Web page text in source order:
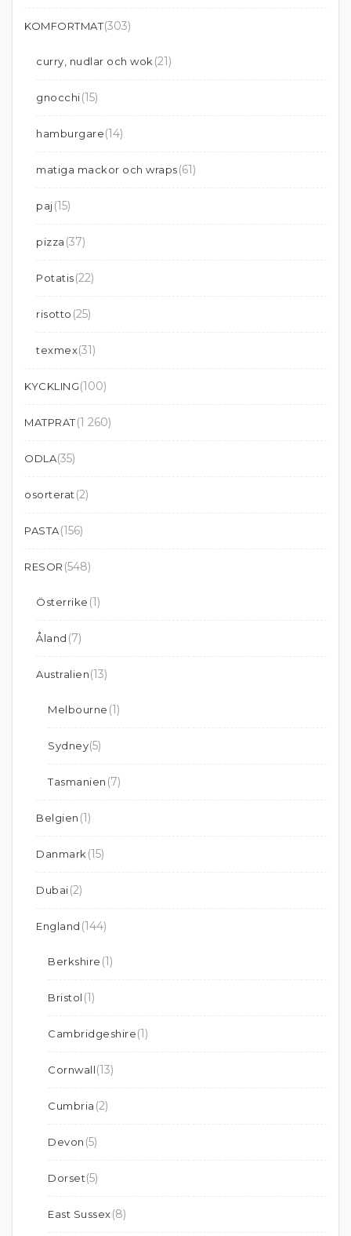
KOMFORTMAT(303)
curry, nudlar och wok (21)
gnocchi(15)
hamburgare(14)
matiga mackor och wraps(61)
paj(15)
pizza (37)
Potatis(22)
risotto (25)
texmex(31)
KYCKLING(100)
MATPRAT(1 260)
ODLA(35)
osorterat (2)
PASTA(156)
RESOR (548)
Österrike (1)
Åland (7)
Australien(13)
Melbourne (1)
Sydney(5)
Tasmanien (7)
Belgien (1)
Danmark (15)
Dubai(2)
England (144)
Berkshire (1)
Bristol (1)
Cambridgeshire(1)
Cornwall(13)
Cumbria (2)
Devon (5)
Dorset(5)
East Sussex(8)